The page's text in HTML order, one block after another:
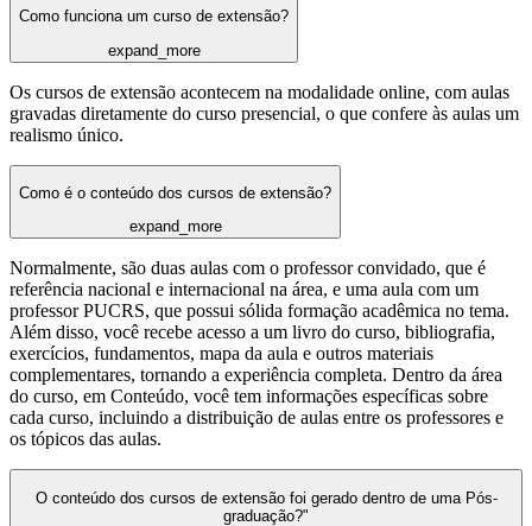
Como funciona um curso de extensão?
expand_more
Os cursos de extensão acontecem na modalidade online, com aulas
gravadas diretamente do curso presencial, o que confere às aulas um
realismo único.
Como é o conteúdo dos cursos de extensão?
expand_more
Normalmente, são duas aulas com o professor convidado, que é
referência nacional e internacional na área, e uma aula com um
professor PUCRS, que possui sólida formação acadêmica no tema.
Além disso, você recebe acesso a um livro do curso, bibliografia,
exercícios, fundamentos, mapa da aula e outros materiais
complementares, tornando a experiência completa. Dentro da área
do curso, em Conteúdo, você tem informações específicas sobre
cada curso, incluindo a distribuição de aulas entre os professores e
os tópicos das aulas.
O conteúdo dos cursos de extensão foi gerado dentro de uma Pós-
graduação?"